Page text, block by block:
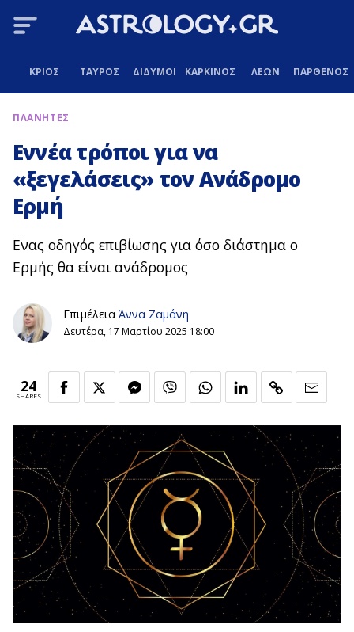
ΚΡΙΟΣ ΤΑΥΡΟΣ ΔΙΔΥΜΟΙ ΚΑΡΚΙΝΟΣ ΛΕΩΝ ΠΑΡΘΕΝΟΣ
ΠΛΑΝΗΤΕΣ
Εννέα τρόποι για να
«ξεγελάσεις» τον Ανάδρομο
Ερμή
Ενας οδηγός επιβίωσης για όσο διάστημα ο
Ερμής θα είναι ανάδρομος
Επιμέλεια Άννα Ζαμάνη
Δευτέρα, 17 Μαρτίου 2025 18:00
24
SHARES